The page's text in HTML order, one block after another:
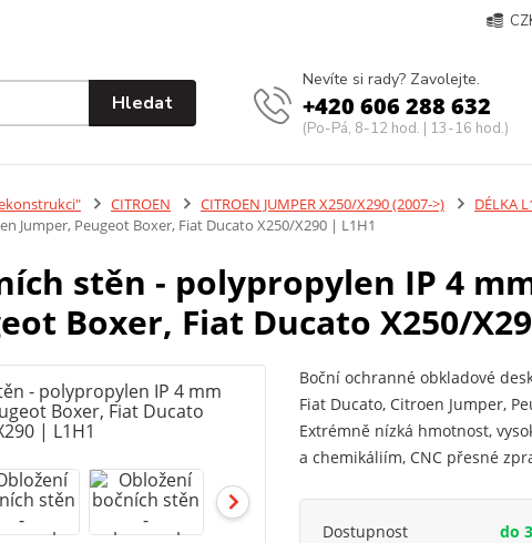
Hledat
Nevíte si rady? Zavolejte.
+420 606 288 632
(Po-Pá, 8-12 hod. | 13-16 hod.)
CITROEN CITROEN JUMPER X250/X290 (2007->) DÉLKA
Jumper, Peugeot Boxer, Fiat Ducato X250/X290 | L1H1
stěn - polypropylen IP 4
Boxer, Fiat Ducato X250/
Boční ochranné obkladové
Fiat Ducato, Citroen Jumper,
Extrémně nízká hmotnost,
a chemikáliím, CNC přesné
Dostupnost do